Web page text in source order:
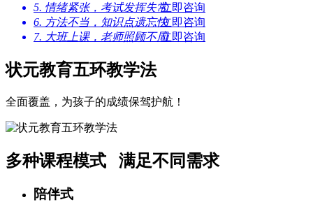
5. 情绪紧张，考试发挥失常立即咨询
6. 方法不当，知识点遗忘快立即咨询
7. 大班上课，老师照顾不周立即咨询
状元教育五环教学法
全面覆盖，为孩子的成绩保驾护航！
多种课程模式 满足不同需求
陪伴式